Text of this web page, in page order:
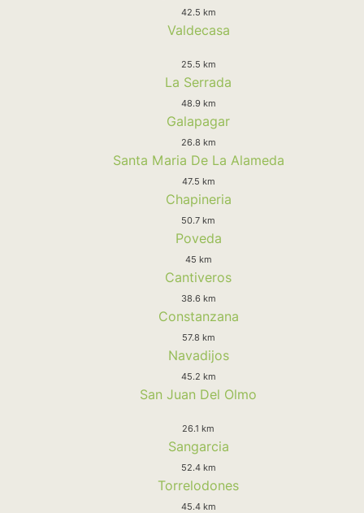
42.5 km
Valdecasa
25.5 km
La Serrada
48.9 km
Galapagar
26.8 km
Santa Maria De La Alameda
47.5 km
Chapineria
50.7 km
Poveda
45 km
Cantiveros
38.6 km
Constanzana
57.8 km
Navadijos
45.2 km
San Juan Del Olmo
26.1 km
Sangarcia
52.4 km
Torrelodones
45.4 km